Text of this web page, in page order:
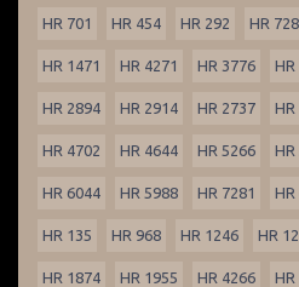
HR 701 HR 454 HR 292 HR 728
HR 1471 HR 4271 HR 3776 HR
HR 2894 HR 2914 HR 2737 HR
HR 4702 HR 4644 HR 5266 HR
HR 6044 HR 5988 HR 7281 HR
HR 135 HR 968 HR 1246 HR
HR 1874 HR 1955 HR 4266 HR